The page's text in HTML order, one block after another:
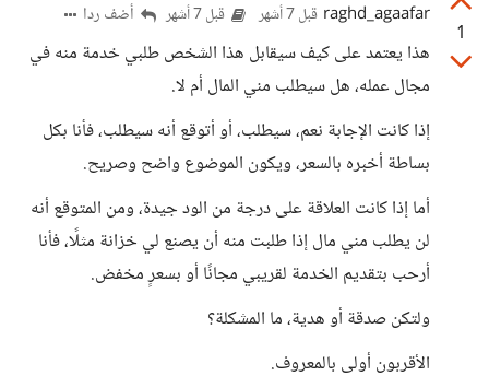
1
raghd_agaafar قبل 7 أشهر قبل 7 أشهر أضف ردا
هذا يعتمد على كيف سيقابل هذا الشخص طلبي خدمة منه في
مجال عمله، هل سيطلب مني المال أم لا.
إذا كانت الإجابة نعم، سيطلب، أو أتوقع أنه سيطلب، فأنا بكل
بساطة أخبره بالسعر، ويكون الموضوع واضح وصريح.
أما إذا كانت العلاقة على درجة من الود جيدة، ومن المتوقع أنه
لن يطلب مني مال إذا طلبت منه أن يصنع لي خزانة مثلًا، فأنا
أرحب بتقديم الخدمة لقريبي مجانًا أو بسعرٍ مخفض.
ولتكن صدقة أو هدية، ما المشكلة؟
الأقربون أولى بالمعروف.